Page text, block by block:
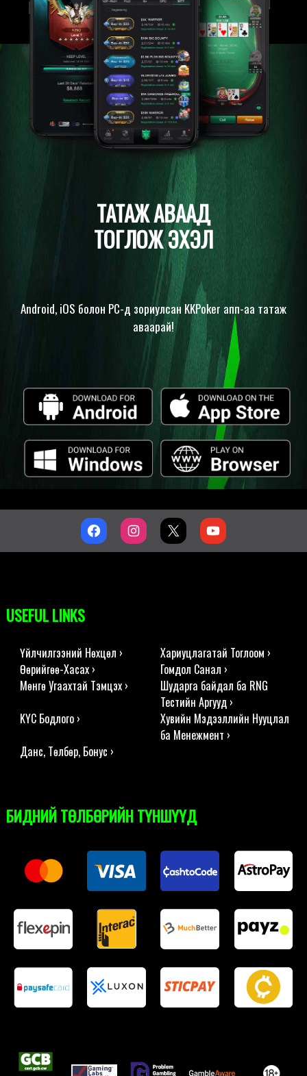
ТАТАЖ АВААД
ТОГЛОЖ ЭХЭЛ
Android, iOS болон PC-д зориулсан KKPoker апп-аа татаж
аваарай!
USEFUL LINKS
Үйлчилгээний Нөхцөл ›
Хариуцлагатай Тоглоом ›
Өөрийгөө-Хасах ›
Гомдол Санал ›
Мөнгө Угаахтай Тэмцэх ›
Шударга байдал ба RNG
Тестийн Аргууд ›
KYC Бодлого ›
Хувийн Мэдээллийн Нууцлал
ба Менежмент ›
Данс, Төлбөр, Бонус ›
БИДНИЙ ТӨЛБӨРИЙН ТҮНШҮҮД